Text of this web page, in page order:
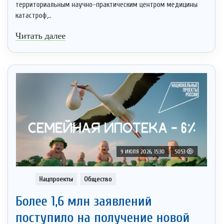
территориальным научно-практическим центром медицины
катастроф,..
Читать далее
9 ИЮЛЯ 2026, 15:30 5053
Нацпроекты Общество
Более 1,6 млн заявлений
поступило на получение новой